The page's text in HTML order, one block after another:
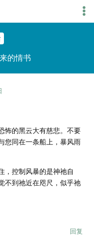
的情书
怖的黑云大有慈悲。不要
您同在一条船上，暴风雨
，控制风暴的是神祂自
不到祂近在咫尺，似乎祂
回复